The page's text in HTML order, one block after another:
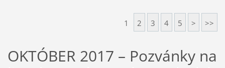
1 2 3 4 5 > >>
OKTÓBER 2017 – Pozvánky na